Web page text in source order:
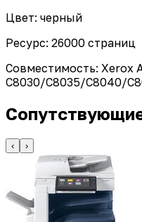
Цвет: черный
Ресурс: 26000 страниц
Совместимость: Xerox
C8030/C8035/C8040/
‹ ›